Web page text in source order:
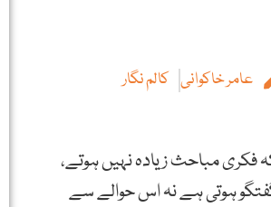
عامر خاکوانی کالم نگار
فکری مباحث زیادہ نہیں ہوتے،
گفتگو ہوتی ہے نہ اس حوالے سے